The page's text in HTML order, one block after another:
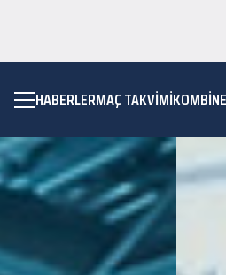
HABERLERMAÇ TAKVIMI